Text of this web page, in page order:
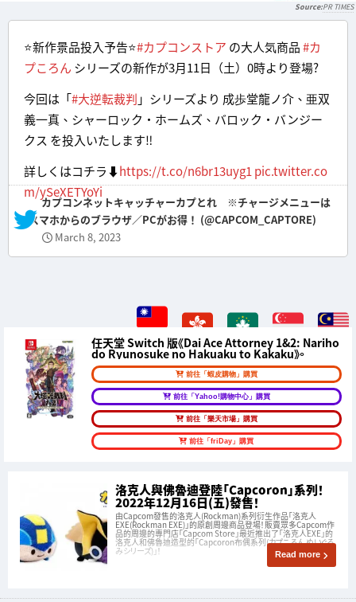
PR TIMES
⭐️新作景品投入予告⭐️#カプコンストア の大人気商品#カ
プころん シリーズの新作が3月11日（土）0時より登場?
今回は「#大逆転裁判 」シリーズより 成歩堂龍ノ介、亜双
義一真、シャーロック・ホームズ、バロック・バンジー
クス を投入いたします‼️
詳しくはコチラ⬇️https://t.co/n6br13uyg1 pic.twitter.co
m/ySeXETYoYi
— カプコンネットキャッチャーカプとれ ※チャージメニューは
スマホからのブラウザ／PCがお得！ (@CAPCOM_CAPTORE)
March 8, 2023
任天堂 Switch 版《Dai Ace Attorney 1&2: Nariho
do Ryunosuke no Hakuaku to Kakaku》。
前往「蝦皮購物」購買
前往「Yahoo!購物中心」購買
前往「樂天市場」購買
前往「friDay」購買
洛克人與佛魯迪登陸「Capcoron」系列！
2022年12月16日(五)發售！
由Capcom發售的洛克人(Rockman)系列衍生作品「洛克人
EXE(Rockman EXE)」的原創周邊商品登場！販賣眾多Capcom作
品的周邊的專門店「Capcom Store」最近推出了「洛克人EXE」的
洛克人和佛魯迪造型的「Capcoron布偶系列(カプころん ぬいぐる
みシリーズ)」！ Read more